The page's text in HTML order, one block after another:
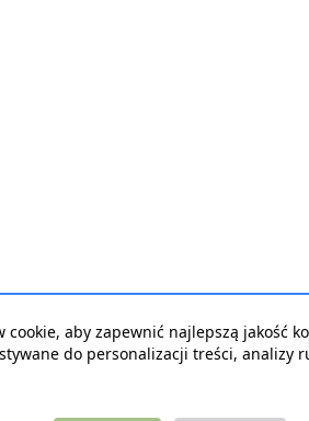
cookie, aby zapewnić najlepszą jakość
do personalizacji treści, analizy